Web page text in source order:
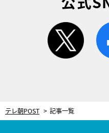
テレ朝POST 記事一覧